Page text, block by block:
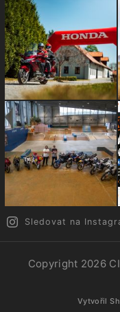
Sledovat na
Copyright 2026
Vytvořil